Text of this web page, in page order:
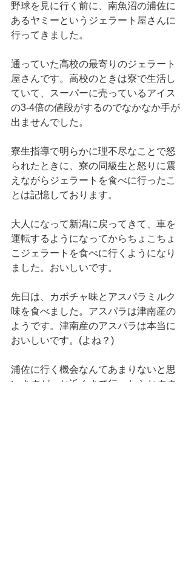
野球を見に行く前に、南魚沼の浦佐に
あるヤミーというジェラート屋さんに
行ってきました。
通っていた高校の最寄りのジェラート
屋さんです。高校のときは寮で生活し
ていて、スーパーに売っているアイス
の3-4倍の値段がするのでなかなか手が
出ませんでした。
寮生指導で明らかに理不尽なことで怒
られたときに、寮の同級生と怒りに震
えながらジェラートを食べに行ったこ
とは記憶しております。
大人になって新潟に戻ってきて、車を
運転するようになってからちょこちょ
こジェラートを食べに行くようになり
ました。おいしいです。
先日は、カボチャ味とアスパラミルク
味を食べました。アスパラは津南産の
ようです。津南産のアスパラは本当に
おいしいです。(よね？)
浦佐に行く機会なんてあまりないと思
いますが、お近くまで行ったらおすす